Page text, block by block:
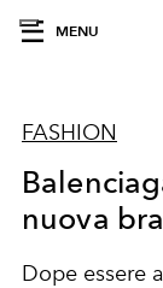
MENU
FASHION
nuova
Dope essere